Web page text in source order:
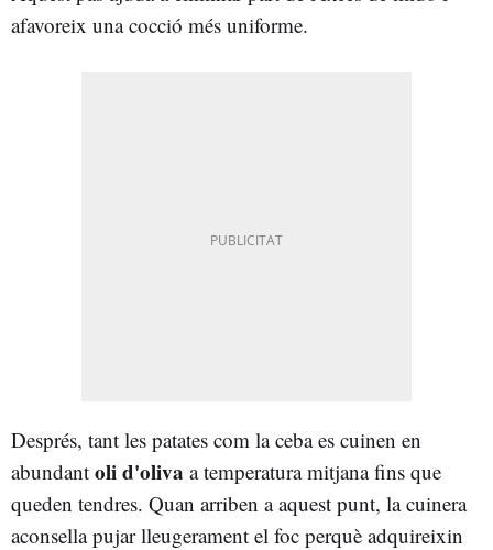
afavoreix una cocció més uniforme.
Després, tant les patates com la ceba es cuinen en
abundant oli d'oliva a temperatura mitjana fins que
queden tendres. Quan arriben a aquest punt, la cuinera
aconsella pujar lleugerament el foc perquè adquireixin